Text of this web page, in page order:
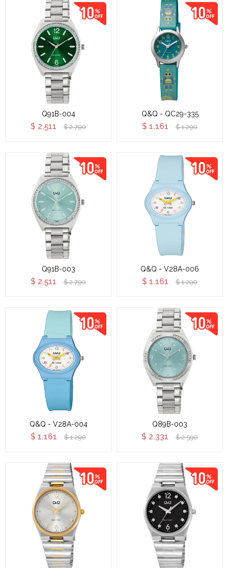
Q91B-004
$ 2.511 $ 2.790
Q&Q - QC29-335
$ 1.161 $ 1.290
Q91B-003
$ 2.511 $ 2.790
Q&Q - V28A-006
$ 1.161 $ 1.290
Q&Q - V28A-004
$ 1.161 $ 1.290
Q89B-003
$ 2.331 $ 2.590